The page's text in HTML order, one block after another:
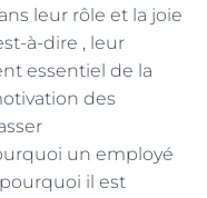
leur rôle et la joie
à-dire , leur
essentiel de la
des
un employé
il est